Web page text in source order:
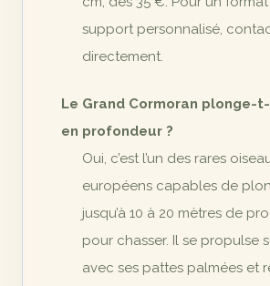
support personnalisé,
directement.
Le Grand Cormoran plonge-
en profondeur ?
Oui, c’est l’un des rares
européens capables de
jusqu’à 10 à 20 mètres de
pour chasser. Il se propulse
avec ses pattes palmées et